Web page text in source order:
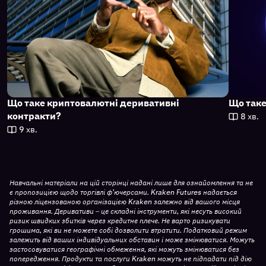
Що таке криптовалютні деривативні
контракти?
9 хв.
Що
8 хв.
Навчальні матеріали на цій сторінці надані лише для ознайомлення та не
є пропозицією щодо торгівлі ф’ючерсами. Kraken Futures надається
різною ліцензованою організацією Kraken залежно від вашого місця
проживання. Деривативи – це складні інструменти, які несуть високий
ризик швидких збитків через кредитне плече. Не варто ризикувати
грошима, які ви не можете собі дозволити втратити. Податковий режим
залежить від ваших індивідуальних обставин і може змінюватися. Можуть
застосовуватися географічні обмеження, які можуть змінюватися без
попередження. Продукти та послуги Kraken можуть не підпадати під дію